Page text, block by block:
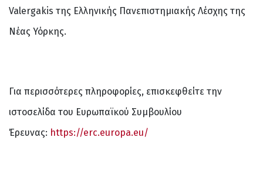
Valergakis της Ελληνικής Πανεπιστημιακής Λέσχης της
Νέας Υόρκης.
Για περισσότερες πληροφορίες, επισκεφθείτε την
ιστοσελίδα του Ευρωπαϊκού Συμβουλίου
Έρευνας: https://erc.europa.eu/